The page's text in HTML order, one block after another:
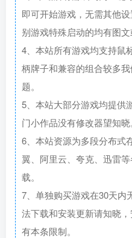
即可开始游戏，无需其他
别游戏特殊启动的均有图
4、本站所有游戏均支持鼠
柄牌子和兼容的组合较多
题。
5、本站大部分游戏均提供
门小作品没有修改器望知晓
6、本站资源为多段分布式
翼、阿里云、夸克、迅雷
载。
7、单独购买游戏在30天内
法下载和安装更新请知晓
有本条限制。